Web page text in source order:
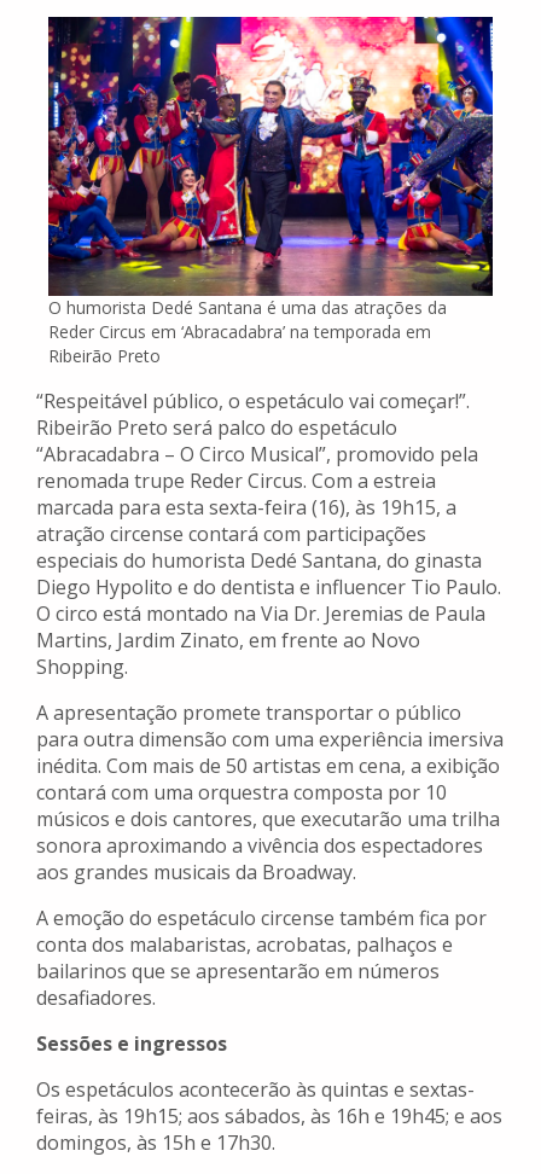
O humorista Dedé Santana é uma das atrações da
Reder Circus em ‘Abracadabra’ na temporada em
Ribeirão Preto
“Respeitável público, o espetáculo vai começar!”.
Ribeirão Preto será palco do espetáculo
“Abracadabra – O Circo Musical”, promovido pela
renomada trupe Reder Circus. Com a estreia
marcada para esta sexta-feira (16), às 19h15, a
atração circense contará com participações
especiais do humorista Dedé Santana, do ginasta
Diego Hypolito e do dentista e influencer Tio Paulo.
O circo está montado na Via Dr. Jeremias de Paula
Martins, Jardim Zinato, em frente ao Novo
Shopping.
A apresentação promete transportar o público
para outra dimensão com uma experiência imersiva
inédita. Com mais de 50 artistas em cena, a exibição
contará com uma orquestra composta por 10
músicos e dois cantores, que executarão uma trilha
sonora aproximando a vivência dos espectadores
aos grandes musicais da Broadway.
A emoção do espetáculo circense também fica por
conta dos malabaristas, acrobatas, palhaços e
bailarinos que se apresentarão em números
desafiadores.
Sessões e ingressos
Os espetáculos acontecerão às quintas e sextas-
feiras, às 19h15; aos sábados, às 16h e 19h45; e aos
domingos, às 15h e 17h30.